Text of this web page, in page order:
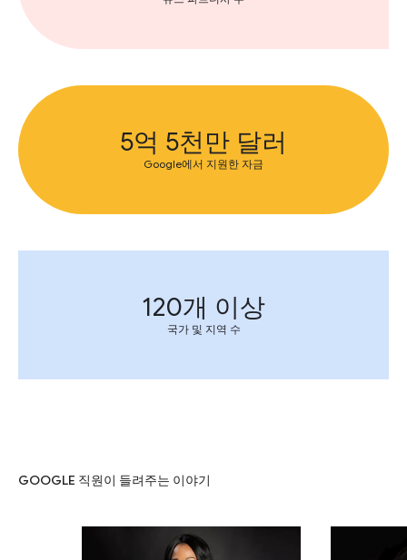
5억 5천만 달러
Google에서 지원한 자금
120개 이상
국가 및 지역 수
GOOGLE 직원이 들려주는 이야기